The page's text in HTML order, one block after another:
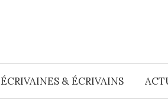
ÉCRIVAINES & ÉCRIVAINS